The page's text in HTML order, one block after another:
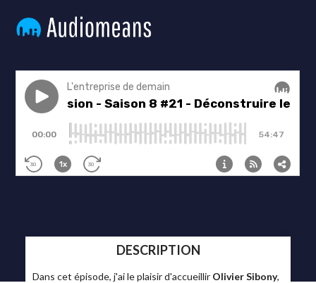
DESCRIPTION
Dans cet épisode, j'ai le plaisir d'accueillir Olivier Sibony,